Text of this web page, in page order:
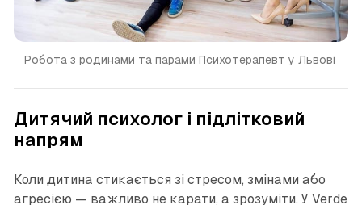
Робота з родинами та парами Психотерапевт у Львові
Дитячий психолог і підлітковий
напрям
Коли дитина стикається зі стресом, змінами або
агресією — важливо не карати, а зрозуміти. У Verde